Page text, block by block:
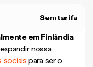
Sem tarifa
em Finlândia.
nossa
sociais para ser o